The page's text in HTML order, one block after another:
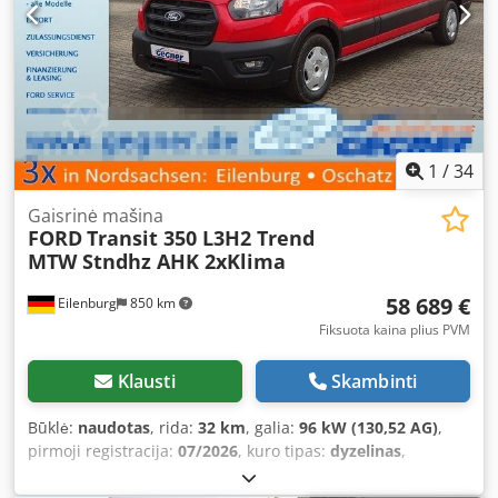
Trečiasis kontūras: proporcingas valdymas per valdiklį
Papildomi prijungimai: neprivalomai, priekyje ir gale Kuro
bakas: 90 litrų AdBlue bakas: 14 litrų Generatorius:
standartinis 105 A Nurodyta kaina yra grynoji, galioja
eksportui ir įmonėms. Privatiems klientams galime
pasiūlyti didelę nuolaidą. Kviečiame susisiekti telefonu,
kad gautumėte geriausią kainą.
1 /34
Eilenburg 850 km
Gaisrinė mašina
FORDTransit 350 L3H2 Trend
MTW Stndhz AHK 2xKlima
58 689 €
Fiksuota kaina plius PVM
Klausti Skambinti
Būklė: naudotas, rida: 32 km, galia: 96 kW (130,52 AG),
pirmoji registracija: 07/2026, kuro tipas: dyzelinas,
, spalva: